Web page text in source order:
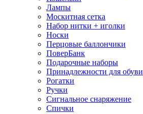
Лампы
Москитная сетка
Набор нитки + иголки
Носки
Перцовые баллончики
ПоверБанк
Подарочные наборы
Принадлежности для обуви
Рогатки
Ручки
Сигнальное снаряжение
Спички